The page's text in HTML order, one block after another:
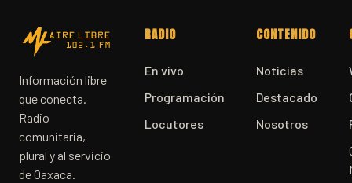
Información libre
que conecta.
Radio
comunitaria,
plural y al servicio
de Oaxaca.
RADIO
En vivo
Programación
Locutores
CONTENIDO
Noticias
Destacado
Nosotros